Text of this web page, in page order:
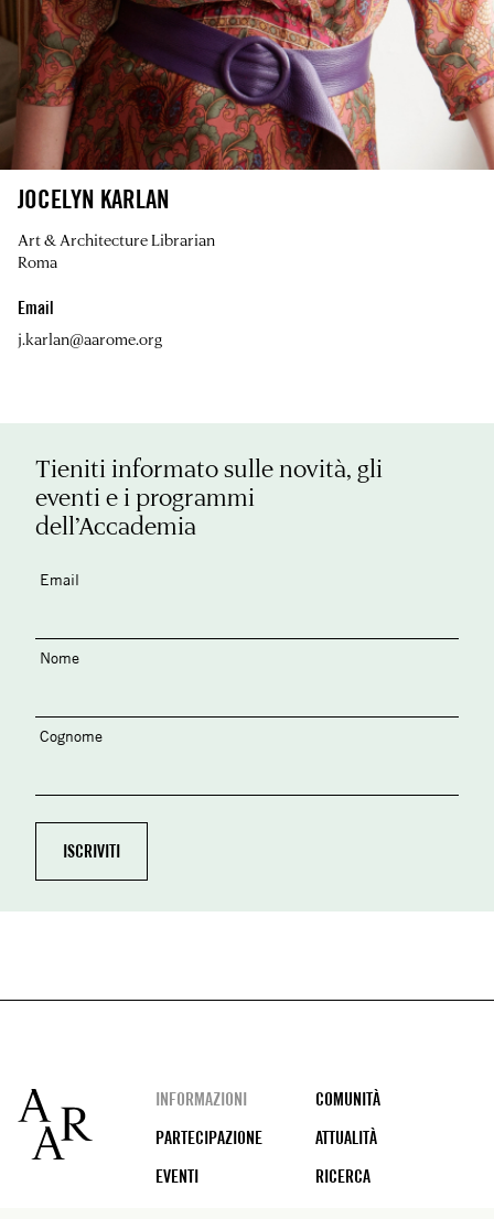
JOCELYN KARLAN
Art & Architecture Librarian
Roma
Email
j.karlan@aarome.org
Tieniti informato sulle novità, gli
eventi e i programmi
dell’Accademia
Email
Nome
Cognome
Footer
INFORMAZIONI
COMUNITÀ
PARTECIPAZIONE
ATTUALITÀ
EVENTI
RICERCA